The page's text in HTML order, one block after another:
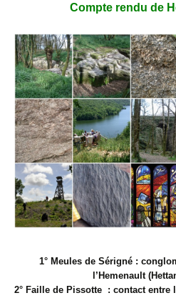
Compte rendu de
1° Meules de Sérigné :
l’Hemenault
2° Faille de Pissotte : contact entre